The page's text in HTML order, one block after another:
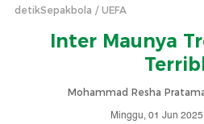
detikSepakbola UEFA
Inter Maunya
Mohammad Resha
Minggu, 01 Jun